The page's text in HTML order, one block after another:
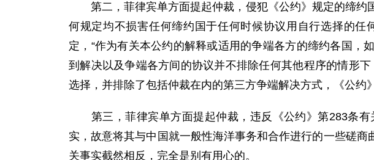
第二，菲律宾单方面提起仲裁，侵犯《公约》规定的缔约
何规定均不损害任何缔约国于任何时候协议用自行选择的
定，“作为有关本公约的解释或适用的争端各方的缔约各国
到解决以及争端各方间的协议并不排除任何其他程序的情形
选择，并排除了包括仲裁在内的第三方争端解决方式，《公约
第三，菲律宾单方面提起仲裁，违反《公约》第283条有
实，故意将其与中国就一般性海洋事务和合作进行的一些磋
关事实截然相反，完全是别有用心的。